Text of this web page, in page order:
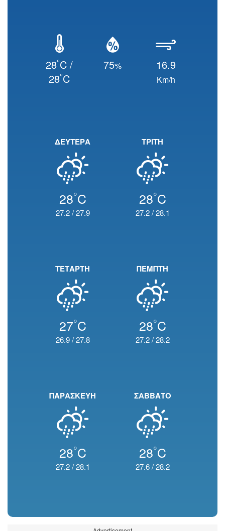
28°C /
28°C
75% 16.9
Km/h
ΔΕΥΤΕΡΑ
28°C
27.2/27.9
ΤΡΙΤΗ
28°C
27.2/28.1
ΤΕΤΑΡΤΗ
27°C
26.9/27.8
ΠΕΜΠΤΗ
28°C
27.2/28.2
ΠΑΡΑΣΚΕΥΗ
28°C
27.2/28.1
ΣΑΒΒΑΤΟ
28°C
27.6/28.2